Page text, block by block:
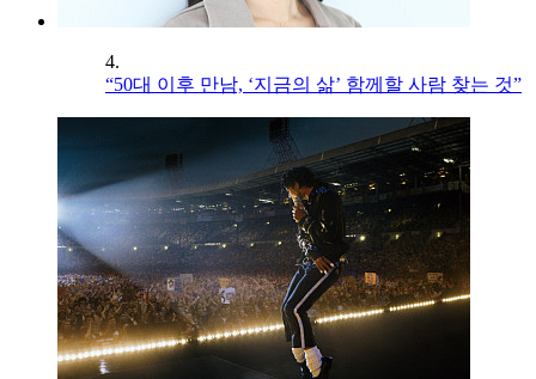
4.
“50대 이후 만남, ‘지금의 삶’ 함께할 사람 찾는 것”